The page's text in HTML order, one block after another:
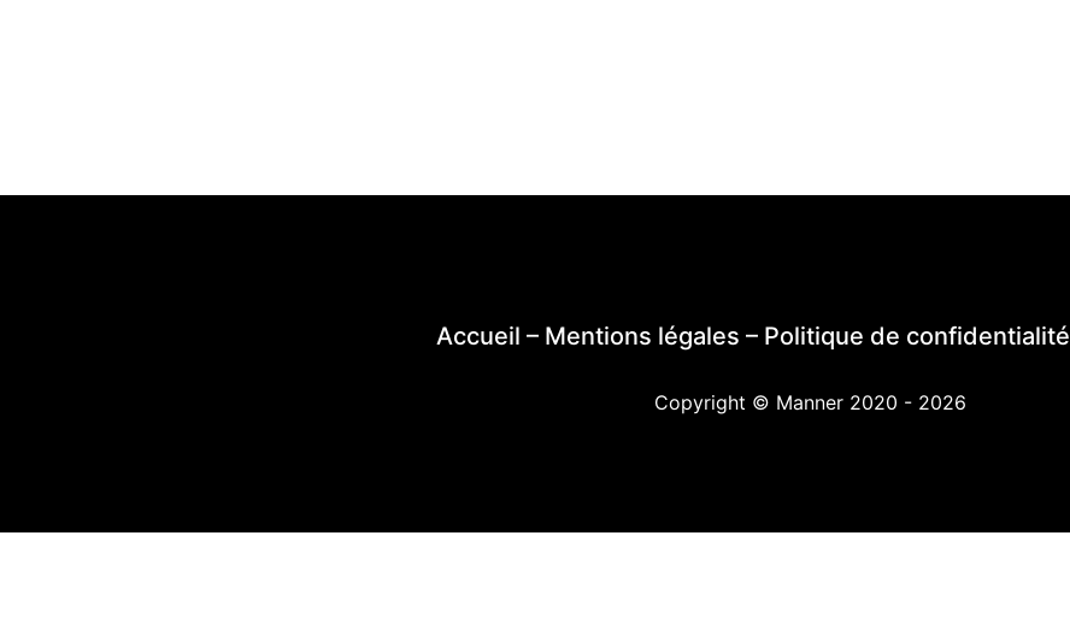
Accueil – Mentions légales – Politique de confidentialité
Copyright © Manner 2020 - 2026